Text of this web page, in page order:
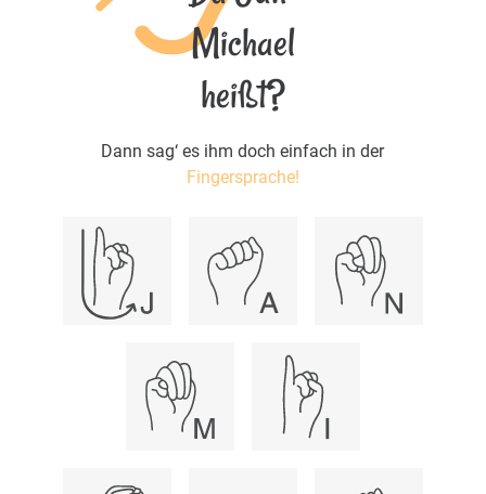
Michael
heißt?
Dann sag‘ es ihm doch einfach in der
Fingersprache!